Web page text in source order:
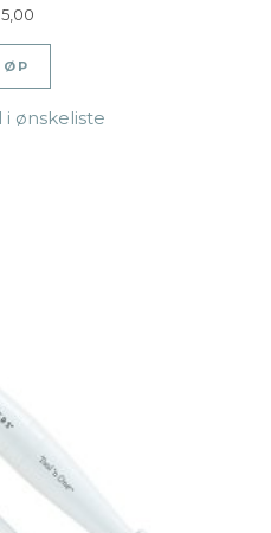
i ønskeliste